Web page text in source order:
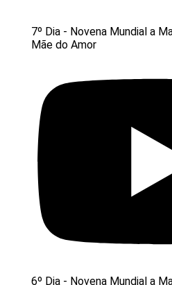
7º Dia - Novena Mundial a
Mãe do Amor
6º Dia - Novena Mundial a